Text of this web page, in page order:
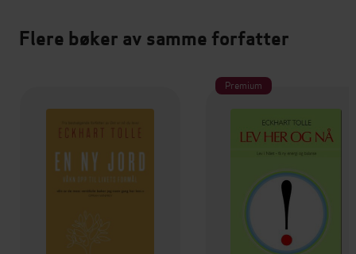
Flere bøker av samme forfatter
Premium